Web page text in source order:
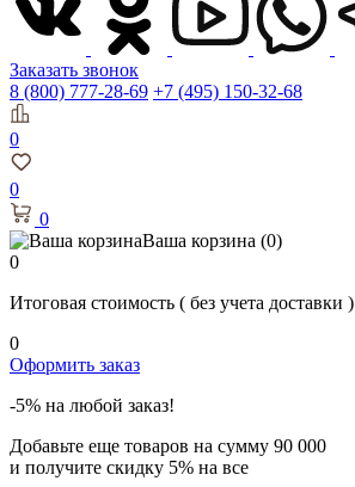
Заказать звонок
8 (800) 777-28-69 +7 (495) 150-32-68
0
0
0
Ваша корзина (0)
0
Итоговая стоимость ( без учета доставки )
0
Оформить заказ
-5% на любой заказ!
Добавьте еще товаров на сумму 90 000
и получите скидку 5% на все